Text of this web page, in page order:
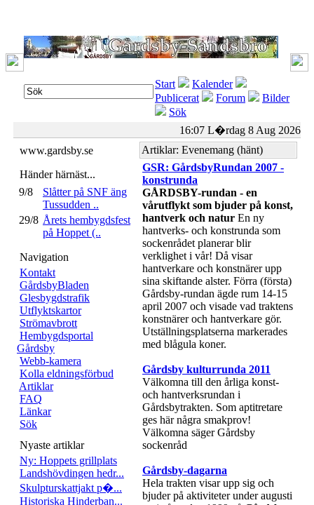
Start
Kalender
Publicerat
Forum
Bilder
Sök
16:07 L�rdag 8 Aug 2026
www.gardsby.se
Händer härnäst...
9/8
Slåtter på SNF äng
Tussudden ..
29/8 Årets hembygdsfest
på Hoppet (..
Navigation
Kontakt
GårdsbyBladen
Glesbygdstrafik
Utflyktskartor
Strömavbrott
Hembygdsportal
Gårdsby
Webb-kamera
Kolla eldningsförbud
Artiklar
FAQ
Länkar
Sök
Nyaste artiklar
Ny: Hoppets grillplats
Landshövdingen hedr...
Skulpturskattjakt p�...
Historiska Hinderban...
Artiklar: Evenemang (hänt)
GSR: GårdsbyRundan 2007 -
konstrunda
GÅRDSBY-rundan - en
vårutflykt som bjuder på konst,
hantverk och natur En ny
hantverks- och konstrunda som
sockenrådet planerar blir
verklighet i vår! Då visar
hantverkare och konstnärer upp
sina skiftande alster. Förra (första)
Gårdsby-rundan ägde rum 14-15
april 2007 och visade vad traktens
konstnärer och hantverkare gör.
Utställningsplatserna markerades
med blågula koner.
Gårdsby kulturrunda 2011
Välkomna till den årliga konst-
och hantverksrundan i
Gårdsbytrakten. Som aptitretare
ges här några smakprov!
Välkomna säger Gårdsby
sockenråd
Gårdsby-dagarna
Hela trakten visar upp sig och
bjuder på aktiviteter under augusti